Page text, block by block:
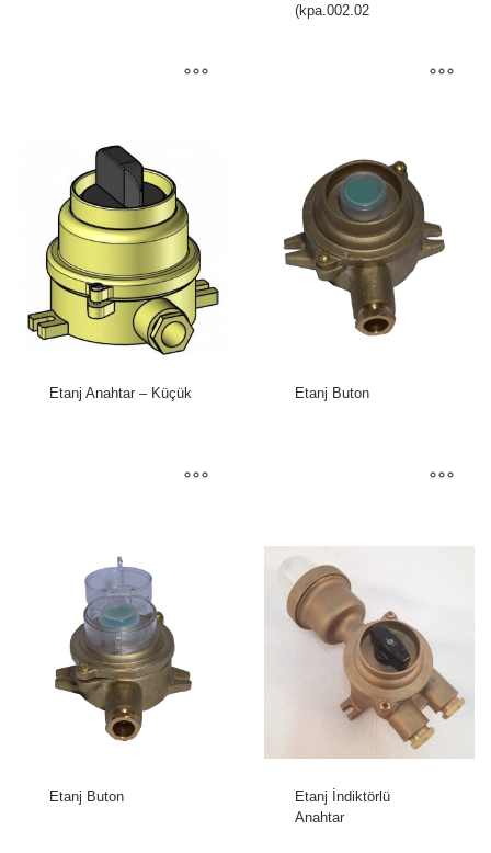
(kpa.002.02
Etanj Anahtar – Küçük Etanj Buton
Etanj Buton
Etanj İndiktörlü
Anahtar